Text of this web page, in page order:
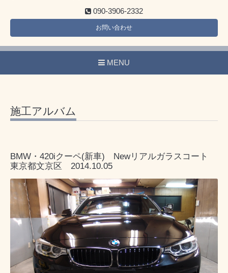
090-3906-2332
お問い合わせ
MENU
施工アルバム
BMW・420iクーペ(新車) Newリアルガラスコート
東京都文京区 2014.10.05